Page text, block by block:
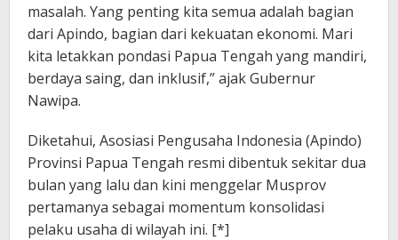
masalah. Yang penting kita semua adalah bagian
dari Apindo, bagian dari kekuatan ekonomi. Mari
kita letakkan pondasi Papua Tengah yang mandiri,
berdaya saing, dan inklusif,” ajak Gubernur
Nawipa.
Diketahui, Asosiasi Pengusaha Indonesia (Apindo)
Provinsi Papua Tengah resmi dibentuk sekitar dua
bulan yang lalu dan kini menggelar Musprov
pertamanya sebagai momentum konsolidasi
pelaku usaha di wilayah ini. [*]